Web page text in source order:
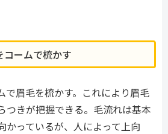
コームで梳かす
で眉毛を梳かす。これにより眉毛
つきが把握できる。毛流れは基本
かっているが、人によって上向